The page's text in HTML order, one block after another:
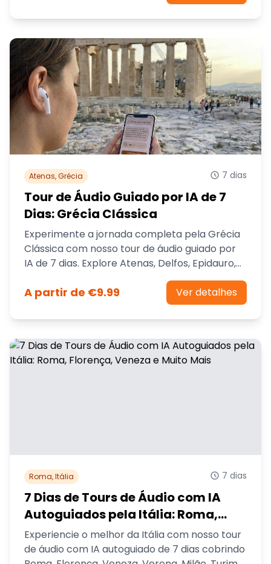
Atenas, Grécia 7 dias
Tour de Áudio Guiado por IA de 7
Dias: Grécia Clássica
Experimente a jornada completa pela Grécia
Clássica com nosso tour de áudio guiado por
IA de 7 dias. Explore Atenas, Delfos, Epidauro,
Micenas, Olímpia, Meteora e Corinto - todos
os sítios UNESCO e locais lendários no seu
A partir de €9.99 Ver detalhes
Roma, Itália 7 dias
7 Dias de Tours de Áudio com IA
Autoguiados pela Itália: Roma,
Florença, Veneza e Muito Mais
Experiencie o melhor da Itália com nosso tour
de áudio com IA autoguiado de 7 dias cobrindo